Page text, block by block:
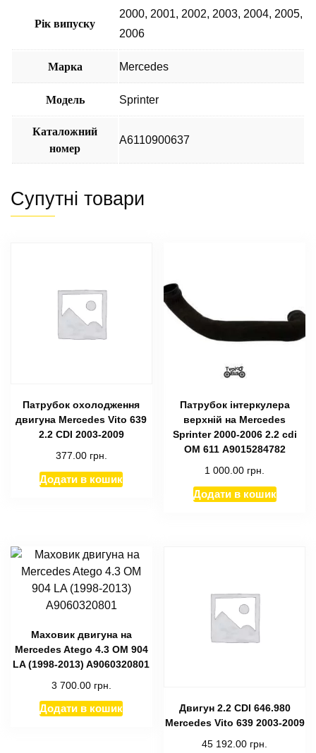
Рік випуску
2000, 2001, 2002, 2003, 2004, 2005,
2006
Марка Mercedes
Модель Sprinter
Каталожний
номер
A6110900637
Супутні товари
Патрубок охолодження
двигуна Mercedes Vito 639
2.2 CDI 2003-2009
377.00 грн.
Додати в кошик
Патрубок інтеркулера
верхній на Mercedes
Sprinter 2000-2006 2.2 cdi
ОМ 611 A9015284782
1 000.00 грн.
Додати в кошик
Маховик двигуна на
Mercedes Atego 4.3 OМ 904
LA (1998-2013) A9060320801
3 700.00 грн.
Додати в кошик
Двигун 2.2 СDI 646.980
Mercedes Vito 639 2003-2009
45 192.00 грн.